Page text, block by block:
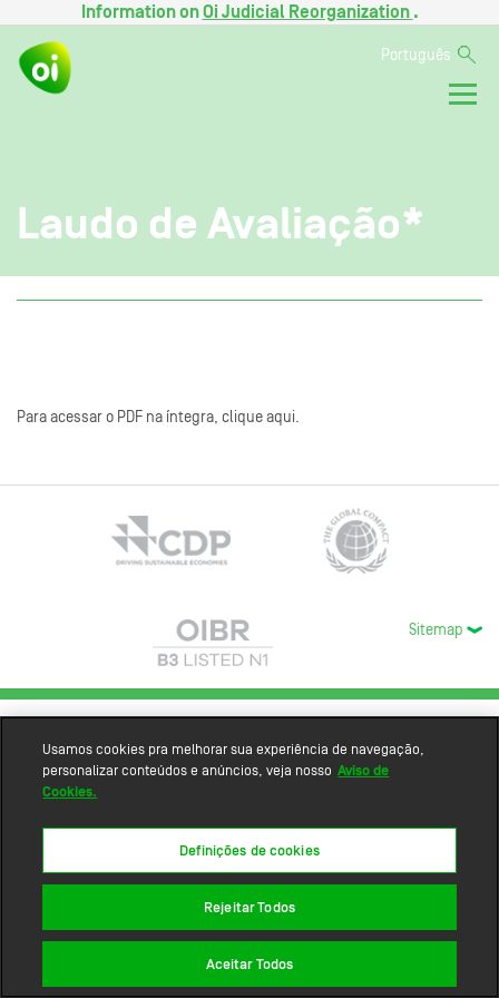
Information onOi Judicial Reorganization .
Português
Laudo de Avaliação*
Para acessar o PDF na íntegra, clique aqui.
Sitemap
Usamos cookies pra melhorar sua experiência de navegação,
personalizar conteúdos e anúncios, veja nosso Aviso de
Cookies.
Definições de cookies
Rejeitar Todos
Aceitar Todos